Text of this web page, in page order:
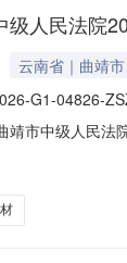
级人民法院
云南省｜曲靖市
G1-04826-
靖市中级人民法
南省曲靖市中